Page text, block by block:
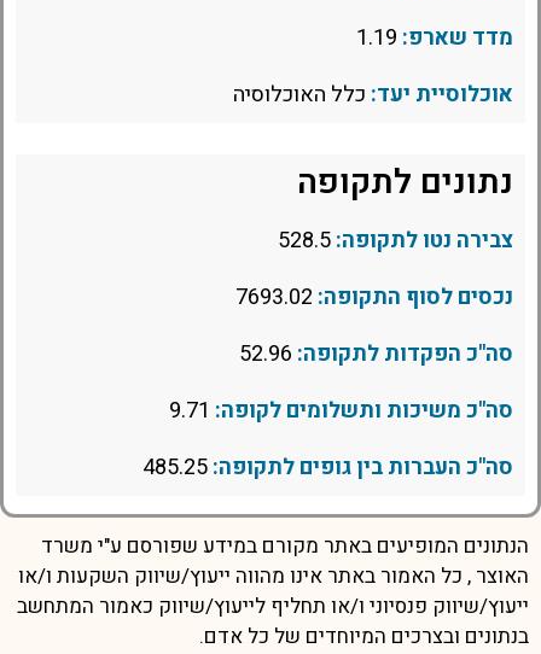
מדד שארפ:
אוכלוסיית יעד: כלל האוכלוסיה
נתונים לתקופה
צבירה נטו לתקופה:
נכסים לסוף התקופה:
סה"כ הפקדות לתקופה:
סה"כ משיכות ותשלומים לקופה:
סה"כ העברות בין גופים לתקופה:
הנתונים המופיעים באתר מקורם במידע שפורסם ע"י משרד
האוצר , כל האמור באתר אינו מהווה ייעוץ/שיווק השקעות ו/או
ייעוץ/שיווק פנסיוני ו/או תחליף לייעוץ/שיווק כאמור המתחשב
בנתונים ובצרכים המיוחדים של כל אדם.